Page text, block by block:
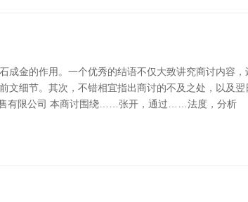
金的作用。一个优秀的结语不仅大致讲究商讨内容
文细节。其次，不错相宜指出商讨的不及之处，以及
售有限公司 本商讨围绕……张开，通过……法度，分析